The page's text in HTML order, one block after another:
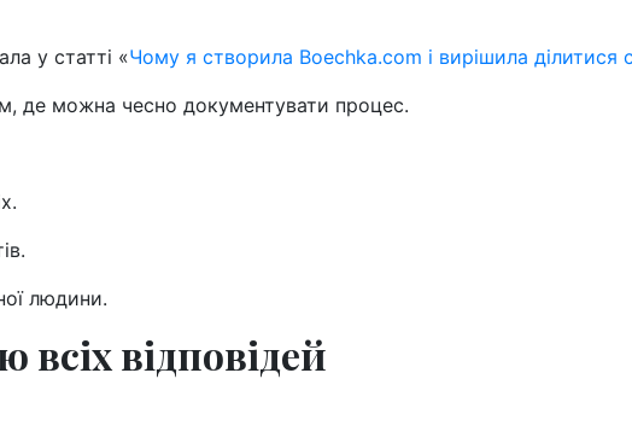
у статті «Чому я створила Boechka.com і вирішила ділитися
де можна чесно документувати процес.
людини.
всіх відповідей